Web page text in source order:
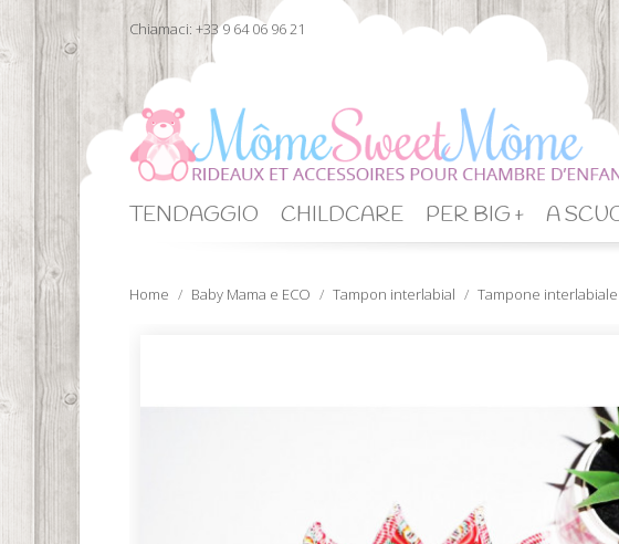
Chiamaci: +33 9 64 06 96 21
TENDAGGIO CHILDCARE PER BIG + A
Home Baby Mama e ECO Tampon interlabial Tampone interlabiale